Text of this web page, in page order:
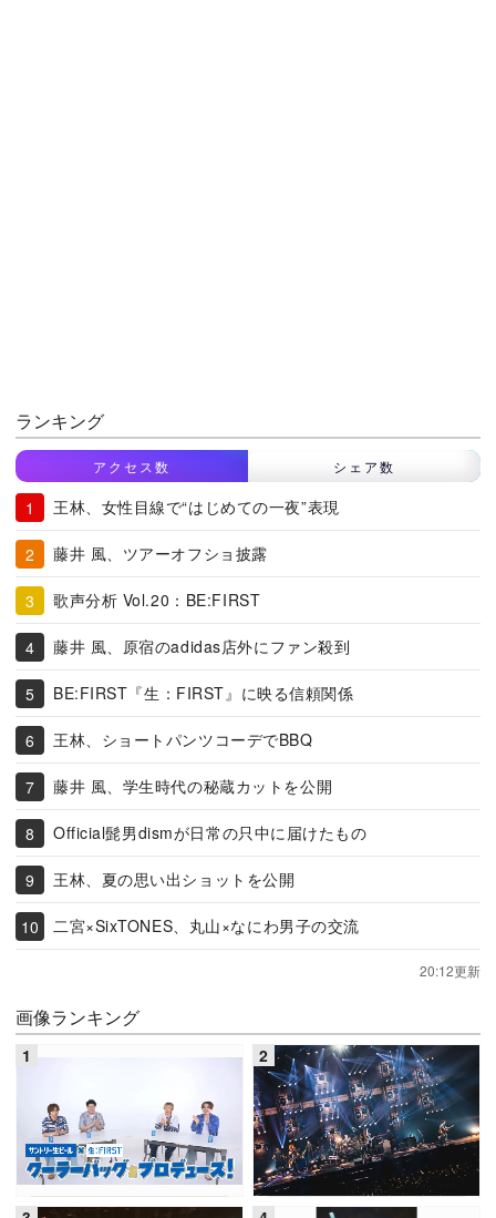
ランキング
アクセス数 シェア数
王林、女性目線で“はじめての一夜”表現
藤井 風、ツアーオフショ披露
歌声分析 Vol.20：BE:FIRST
藤井 風、原宿のadidas店外にファン殺到
BE:FIRST『生：FIRST』に映る信頼関係
王林、ショートパンツコーデでBBQ
藤井 風、学生時代の秘蔵カットを公開
Official髭男dismが日常の只中に届けたもの
王林、夏の思い出ショットを公開
二宮×SixTONES、丸山×なにわ男子の交流
20:12更新
画像ランキング